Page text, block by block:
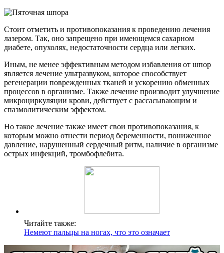
Стоит отметить и противопоказания к проведению лечения
лазером. Так, оно запрещено при имеющемся сахарном
диабете, опухолях, недостаточности сердца или легких.
Иным, не менее эффективным методом избавления от шпор
является лечение ультразвуком, которое способствует
регенерации поврежденных тканей и ускорению обменных
процессов в организме. Также лечение производит улучшение
микроциркуляции крови, действует с рассасывающим и
спазмолитическим эффектом.
Но такое лечение также имеет свои противопоказания, к
которым можно отнести период беременности, пониженное
давление, нарушенный сердечный ритм, наличие в организме
острых инфекций, тромбофлебита.
Читайте также:
Немеют пальцы на ногах, что это означает